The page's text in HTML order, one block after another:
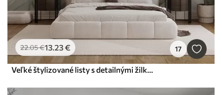
22.05€13.23€ 17
Veľké štylizované listy s detailnými žilkami v rôznych odtieňoch zelenej, krémovej a béžovej farby